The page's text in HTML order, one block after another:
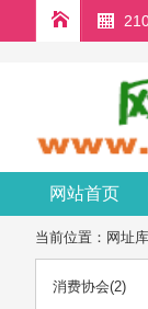
网站首页
当前位置： 网址库
消费协会(2)